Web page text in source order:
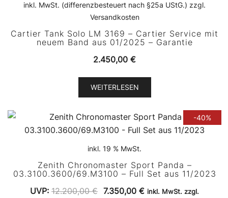
inkl. MwSt. (differenzbesteuert nach §25a UStG.) zzgl.
Versandkosten
Cartier Tank Solo LM 3169 – Cartier Service mit
neuem Band aus 01/2025 – Garantie
2.450,00 €
WEITERLESEN
-40%
inkl. 19 % MwSt.
Zenith Chronomaster Sport Panda –
03.3100.3600/69.M3100 – Full Set aus 11/2023
UVP: 12.200,00€ Ursprünglicher
7.350,00 €Aktueller
inkl. MwSt. zzgl.